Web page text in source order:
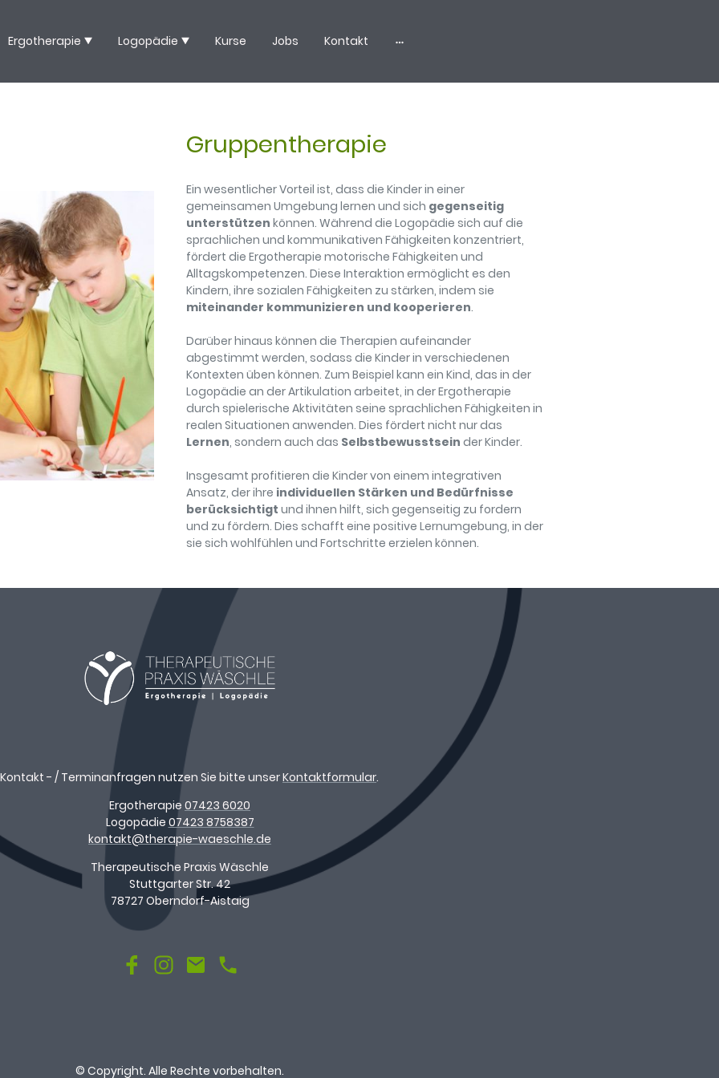
Ergotherapie Logopädie Kurse Jobs Kontakt
Gruppentherapie
Ein wesentlicher Vorteil ist, dass die Kinder in einer
gemeinsamen Umgebung lernen und sich gegenseitig
unterstützen können. Während die Logopädie sich auf die
sprachlichen und kommunikativen Fähigkeiten konzentriert,
fördert die Ergotherapie motorische Fähigkeiten und
Alltagskompetenzen. Diese Interaktion ermöglicht es den
Kindern, ihre sozialen Fähigkeiten zu stärken, indem sie
miteinander kommunizieren und kooperieren.
Darüber hinaus können die Therapien aufeinander
abgestimmt werden, sodass die Kinder in verschiedenen
Kontexten üben können. Zum Beispiel kann ein Kind, das in der
Logopädie an der Artikulation arbeitet, in der Ergotherapie
durch spielerische Aktivitäten seine sprachlichen Fähigkeiten in
realen Situationen anwenden. Dies fördert nicht nur das
Lernen, sondern auch das Selbstbewusstsein der Kinder.
Insgesamt profitieren die Kinder von einem integrativen
Ansatz, der ihre individuellen Stärken und Bedürfnisse
berücksichtigt und ihnen hilft, sich gegenseitig zu fordern
und zu fördern. Dies schafft eine positive Lernumgebung, in der
sie sich wohlfühlen und Fortschritte erzielen können.
Kontakt - / Terminanfragen nutzen Sie bitte unserKontaktformular.
Ergotherapie 07423 6020
Logopädie 07423 8758387
kontakt@therapie-waeschle.de
Therapeutische Praxis Wäschle
Stuttgarter Str. 42
78727 Oberndorf-Aistaig
© Copyright. Alle Rechte vorbehalten.